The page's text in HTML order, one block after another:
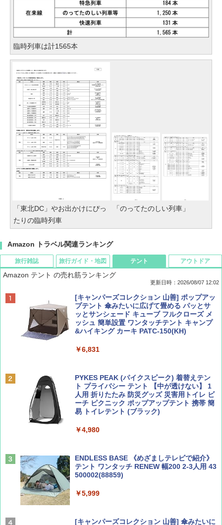
臨時列車は計1565本
「東北DC」やお出かけにぴっ
たりの臨時列車
「のってたのしい列車」
Amazon トラベル関連ランキング
旅行雑誌
ディズニーファン ２０２６年 ９月号 [雑
誌] (ＤＩＳＮＥＹ ＦＡＮ)
￥713
￥1,500
旅行ガイド・地図
D40 地球の歩き方 チェンマイ タイ北部の魅
力的な町 2026～2027 地球の歩き方D アジア
￥2,079
￥2,479
ァキア 2026～2027 地球の歩き方A ヨーロッ
￥2,277
テント
Amazon テント の売れ筋ランキング
更新日時：2026/08/07 12:02
[キャンパーズコレクション 山善] ポップアッ
プテント 傘みたいに広げて畳める パッとサ
ッとサンシェード キューブ フルクローズ メ
ッシュ 簡単設置 ワンタッチテント キャンプ
&ハイキング カーキ PATC-150(KH)
￥6,831
PYKES PEAK (パイクスピーク) 着替えテン
ト プライバシー テント 【中が透けない】 1
人用 折りたたみ 防災グッズ 災害用トイレ ビ
ーチ ピクニック ポップアップテント 携帯 簡
易 トイレテント (ブラック)
￥4,980
ENDLESS BASE 《めざましテレビで紹介》
テント ワンタッチ RENEW 幅200 2-3人用 43
500002(88859)
￥5,999
[キャンパーズコレクション 山善] 傘みたいに
アウトドア